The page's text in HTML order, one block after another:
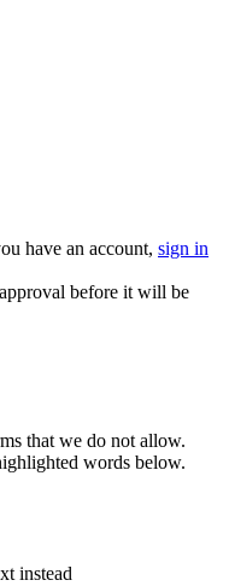
have an account, sign in
before it will be
that we do not allow.
words below.
instead